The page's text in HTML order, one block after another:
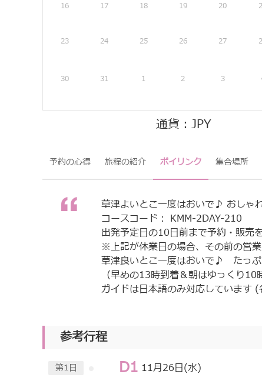
16 17 18 19 20
23 24 25 26 27
30 31 1 2 3
通貨：JPY
予約の心得 旅程の紹介 ポイリンク 集合場所
草津よいとこ一度はおいで♪ おしゃ
コースコード： KMM-2DAY-210
出発予定日の10日前まで予約・販売
※上記が休業日の場合、その前の営業
草津良いとこ一度はおいで♪ たっぷ
（早めの13時到着＆朝はゆっくり10
ガイドは日本語のみ対応しています
参考行程
第1日
D1 11月26日(水)